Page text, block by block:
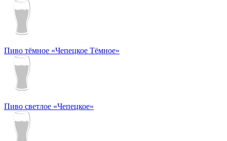
Пиво тёмное «Чепецкое Тёмное»
Пиво светлое «Чепецкое»